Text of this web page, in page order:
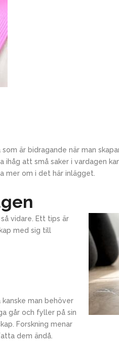
är bidragande när man
att små saker i vardagen
mer om i det här inlägget.
vidare. Ett tips är
med sig till
kanske man behöver
går och fyller på sin
Forskning menar
dem ändå.